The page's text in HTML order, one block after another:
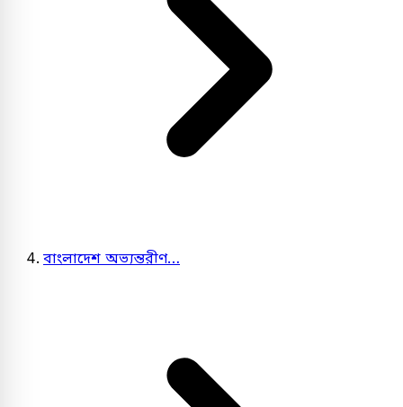
বাংলাদেশ অভ্যন্তরীণ…